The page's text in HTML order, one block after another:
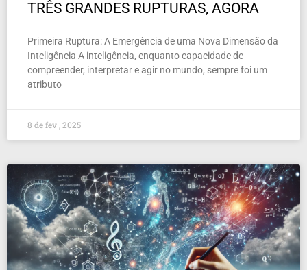
TRÊS GRANDES RUPTURAS, AGORA
Primeira Ruptura: A Emergência de uma Nova Dimensão da
Inteligência A inteligência, enquanto capacidade de
compreender, interpretar e agir no mundo, sempre foi um
atributo
8 de fev , 2025